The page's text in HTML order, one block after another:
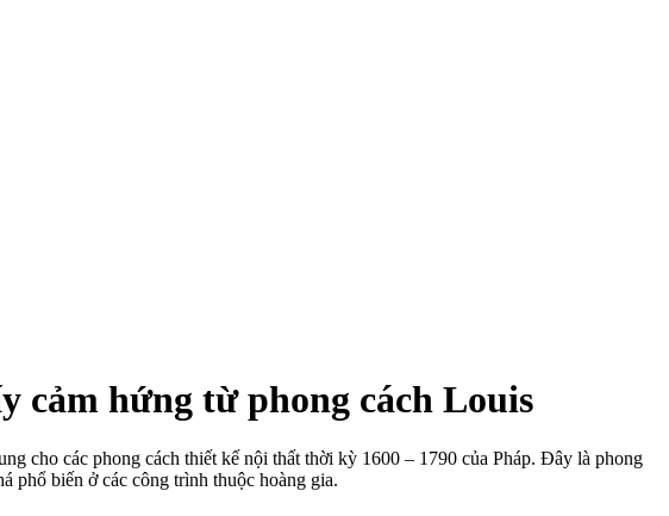
cảm hứng từ phong cách Louis
cho các phong cách thiết kế nội thất thời kỳ 1600 – 1790 của Pháp. Đây là phong
phổ biến ở các công trình thuộc hoàng gia.